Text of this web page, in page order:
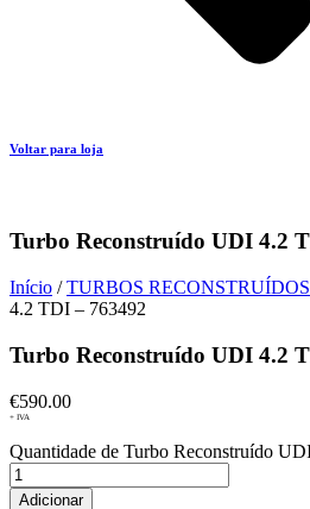
Voltar para loja
Turbo Reconstruído UDI 4.2
Início /TURBOS RECONSTRUÍDOS
4.2 TDI – 763492
Turbo Reconstruído UDI 4.2
€590.00
+ IVA
Quantidade de Turbo Reconstruído
Adicionar